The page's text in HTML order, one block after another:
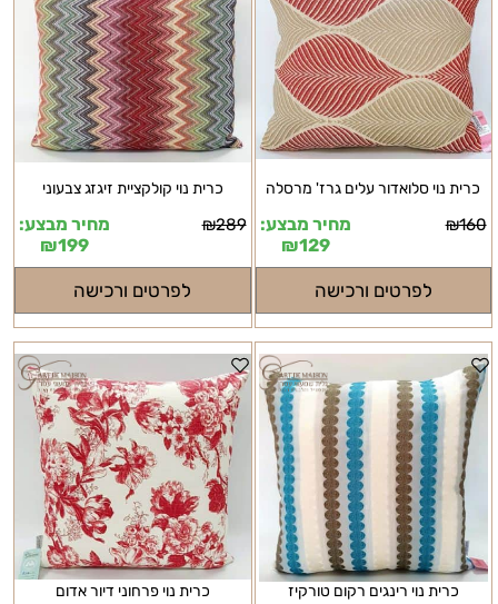
כרית נוי סלואדור עלים גרז' מרסלה
₪160
מחיר מבצע:
₪129
לפרטים ורכישה
כרית נוי קולקציית זיגזג צבעוני
₪289
מחיר מבצע:
₪199
לפרטים ורכישה
כרית נוי רינגים רקום טורקיז כרית נוי פרחוני דיור אדום